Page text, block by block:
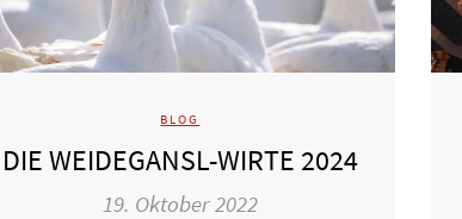
BLOG
DIE WEIDEGANSL-WIRTE 2024
19. Oktober 2022